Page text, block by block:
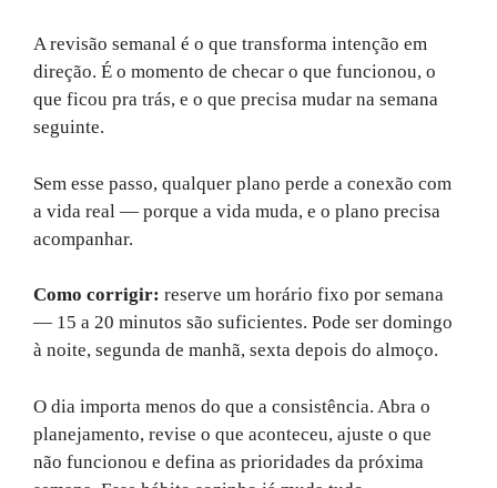
A revisão semanal é o que transforma intenção em
direção. É o momento de checar o que funcionou, o
que ficou pra trás, e o que precisa mudar na semana
seguinte.
Sem esse passo, qualquer plano perde a conexão com
a vida real — porque a vida muda, e o plano precisa
acompanhar.
Como corrigir: reserve um horário fixo por semana
— 15 a 20 minutos são suficientes. Pode ser domingo
à noite, segunda de manhã, sexta depois do almoço.
O dia importa menos do que a consistência. Abra o
planejamento, revise o que aconteceu, ajuste o que
não funcionou e defina as prioridades da próxima